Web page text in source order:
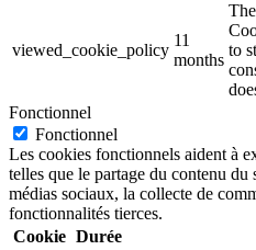
viewed_cookie_policy
11
months
to
Fonctionnel
Fonctionnel
Les cookies fonctionnels aident à
telles que le partage du contenu du
médias sociaux, la collecte de
fonctionnalités tierces.
Cookie Durée